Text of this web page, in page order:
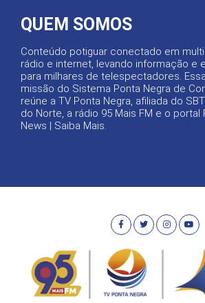
QUEM SOMOS
Conteúdo potiguar conectado em
rádio e internet, levando informação e
para milhares de telespectadores.
missão do Sistema Ponta Negra de
reúne a TV Ponta Negra, afiliada do
do Norte, a rádio 95 Mais FM e o portal
News | Saiba Mais.